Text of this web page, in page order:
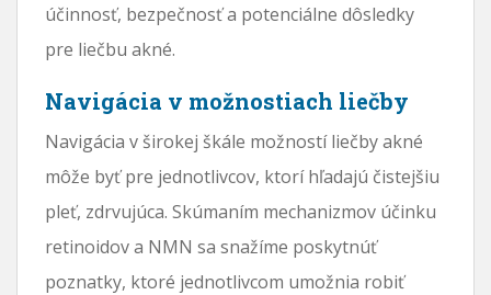
účinnosť, bezpečnosť a potenciálne dôsledky
pre liečbu akné.
Navigácia v možnostiach liečby
Navigácia v širokej škále možností liečby akné
môže byť pre jednotlivcov, ktorí hľadajú čistejšiu
pleť, zdrvujúca. Skúmaním mechanizmov účinku
retinoidov a NMN sa snažíme poskytnúť
poznatky, ktoré jednotlivcom umožnia robiť